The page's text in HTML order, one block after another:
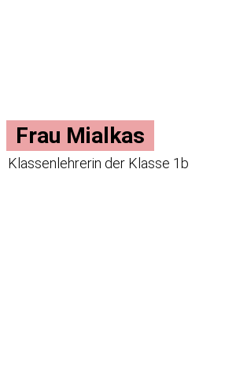
Frau Mialkas
Klassenlehrerin der Klasse 1b